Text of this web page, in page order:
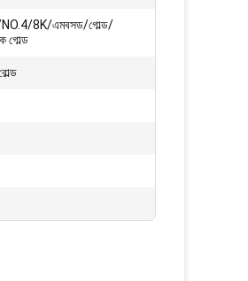
8K/এমবসড/গোল্ড/
গোল্ড